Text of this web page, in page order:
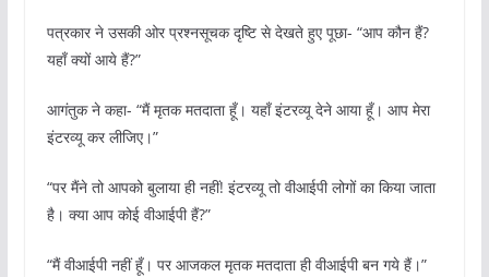
पत्रकार ने उसकी ओर प्रश्नसूचक दृष्टि से देखते हुए पूछा- “आप कौन हैं?
यहाँ क्यों आये हैं?”
आगंतुक ने कहा- “मैं मृतक मतदाता हूँ। यहाँ इंटरव्यू देने आया हूँ। आप मेरा
इंटरव्यू कर लीजिए।”
“पर मैंने तो आपको बुलाया ही नहीं! इंटरव्यू तो वीआईपी लोगों का किया जाता
है। क्या आप कोई वीआईपी हैं?”
“मैं वीआईपी नहीं हूँ। पर आजकल मृतक मतदाता ही वीआईपी बन गये हैं।”